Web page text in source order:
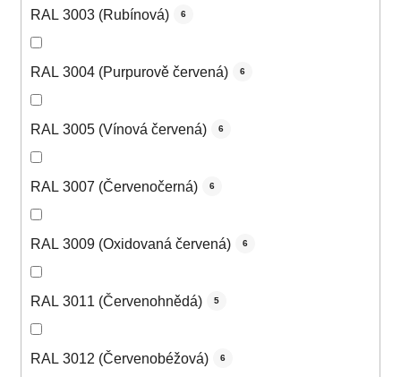
RAL 3003 (Rubínová) 6
RAL 3004 (Purpurově červená) 6
RAL 3005 (Vínová červená) 6
RAL 3007 (Červenočerná) 6
RAL 3009 (Oxidovaná červená) 6
RAL 3011 (Červenohnědá) 5
RAL 3012 (Červenobéžová) 6